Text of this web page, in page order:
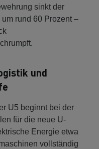
sinkt der
rund 60 Prozent –
und
U5 beginnt bei der
für die neue U-
Energie etwa
vollständig